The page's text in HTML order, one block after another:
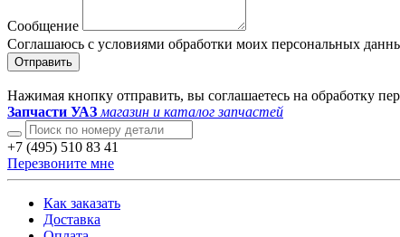
Сообщение
Соглашаюсь с условиями обработки моих персональных
Отправить
Нажимая кнопку отправить, вы соглашаетесь на обработку
Запчасти УАЗ магазин и каталог запчастей
+7 (495) 510 83 41
Перезвоните мне
Как заказать
Доставка